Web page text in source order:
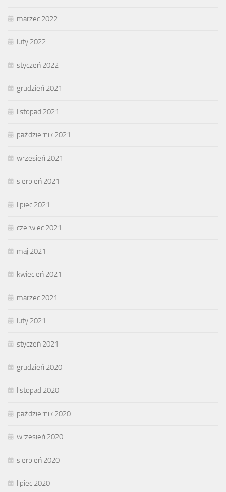
marzec 2022
luty 2022
styczeń 2022
grudzień 2021
listopad 2021
październik 2021
wrzesień 2021
sierpień 2021
lipiec 2021
czerwiec 2021
maj 2021
kwiecień 2021
marzec 2021
luty 2021
styczeń 2021
grudzień 2020
listopad 2020
październik 2020
wrzesień 2020
sierpień 2020
lipiec 2020